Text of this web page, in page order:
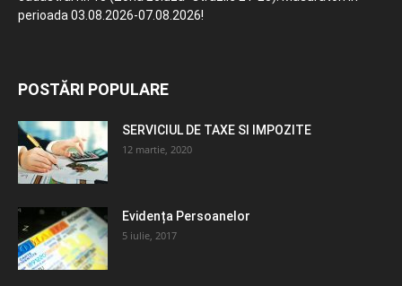
perioada 03.08.2026-07.08.2026!
POSTĂRI POPULARE
SERVICIUL DE TAXE SI IMPOZITE
12 martie, 2020
Evidența Persoanelor
5 iulie, 2017